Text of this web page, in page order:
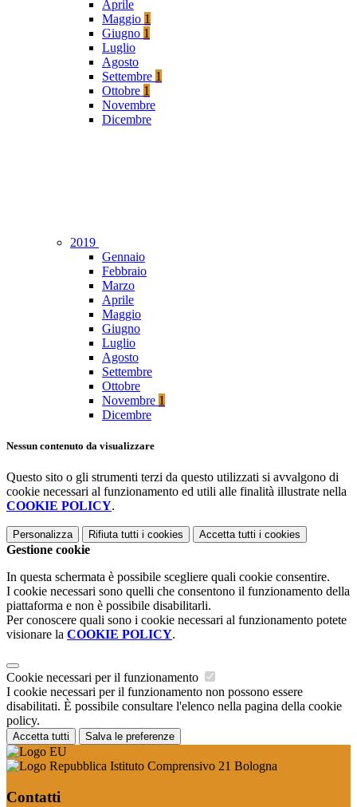
Aprile
Maggio 1
Giugno 1
Luglio
Agosto
Settembre 1
Ottobre 1
Novembre
Dicembre
2019
Gennaio
Febbraio
Marzo
Aprile
Maggio
Giugno
Luglio
Agosto
Settembre
Ottobre
Novembre 1
Dicembre
Nessun contenuto da visualizzare
Questo sito o gli strumenti terzi da questo utilizzati si avvalgono di
cookie necessari al funzionamento ed utili alle finalità illustrate nella
COOKIE POLICY.
Personalizza Rifiuta tutti i cookies Accetta tutti i cookies
Gestione cookie
In questa schermata è possibile scegliere quali cookie consentire.
I cookie necessari sono quelli che consentono il funzionamento della
piattaforma e non è possibile disabilitarli.
Per conoscere quali sono i cookie necessari al funzionamento potete
visionare la COOKIE POLICY.
Cookie necessari per il funzionamento
I cookie necessari per il funzionamento non possono essere
disabilitati. È possibile consultare l'elenco nella pagina della cookie
policy.
Accetta tutti Salva le preferenze
Istituto Comprensivo 21 Bologna
Contatti